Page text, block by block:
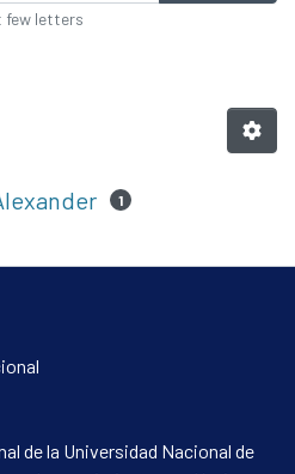
few letters
1
de la Universidad Nacional de